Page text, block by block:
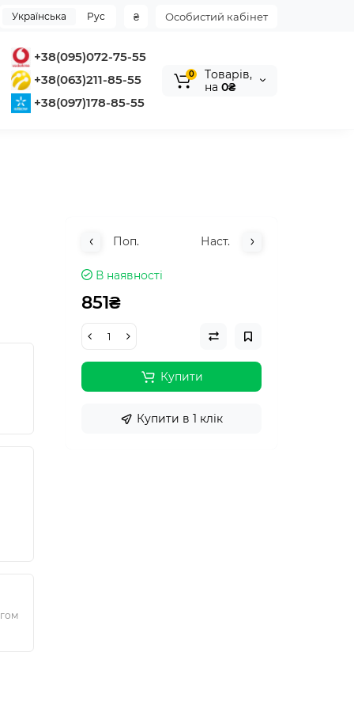
Особистий кабінет
₴
Українська Рус
+38(095)072-75-55
+38(063)211-85-55
+38(097)178-85-55
0
Tоварів,
на 0₴
Поп. Наст.
В наявності
851₴
Купити
Купити в 1 клік